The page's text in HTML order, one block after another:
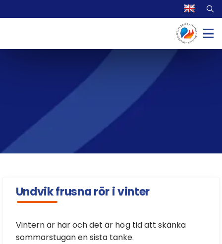
Undvik frusna rör i vinter
Vintern är här och det är hög tid att skänka
sommarstugan en sista tanke.